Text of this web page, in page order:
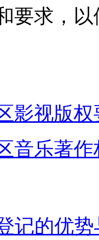
要求，
影视版
音乐著
记的优